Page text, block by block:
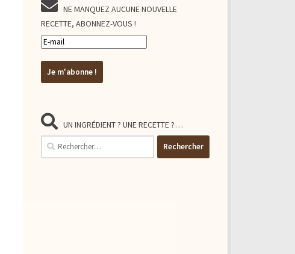
NE MANQUEZ AUCUNE NOUVELLE
RECETTE, ABONNEZ-VOUS !
UN INGRÉDIENT ? UNE RECETTE ?…
Rechercher :